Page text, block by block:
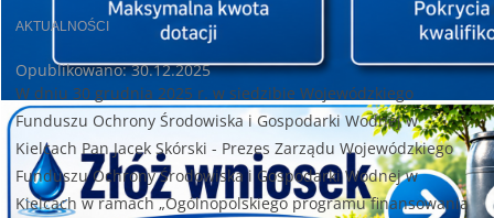
AKTUALNOŚCI
Opublikowano: 30.12.2025
W dniu 30 grudnia 2025 r. w siedzibie Wojewódzkiego
Funduszu Ochrony Środowiska i Gospodarki Wodnej w
Kielcach Pan Jacek Skórski - Prezes Zarządu Wojewódzkiego
Funduszu Ochrony Środowiska i Gospodarki Wodnej w
Kielcach w ramach „Ogólnopolskiego programu finansowania